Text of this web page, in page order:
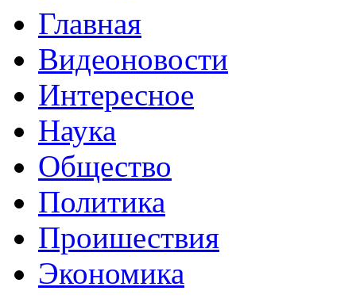
Главная
Видеоновости
Интересное
Наука
Общество
Политика
Проишествия
Экономика